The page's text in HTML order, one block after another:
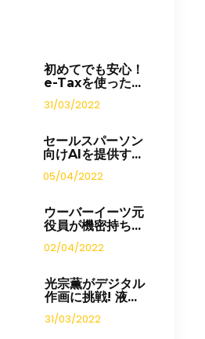
初めてでも安心！
e-Taxを使った...
31/03/2022
セールスパーソン
向けAIを提供す...
05/04/2022
ウーバーイーツ元
役員が機密持ち...
02/04/2022
光宗薫がデジタル
作画に挑戦! 液...
31/03/2022